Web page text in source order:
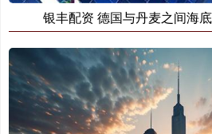
银丰配资 德国与丹麦之间海